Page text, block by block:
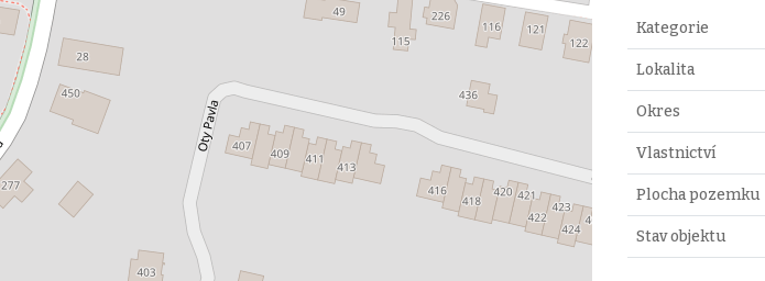
Kategorie
Lokalita
Okres
Vlastnictví
Plocha pozemku
Stav objektu